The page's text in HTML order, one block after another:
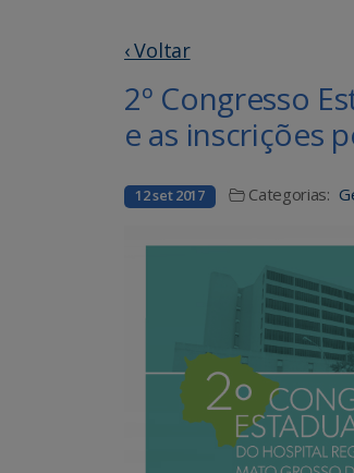
‹ Voltar
2º Congresso
e as inscrições
12 set 2017 Categorias: